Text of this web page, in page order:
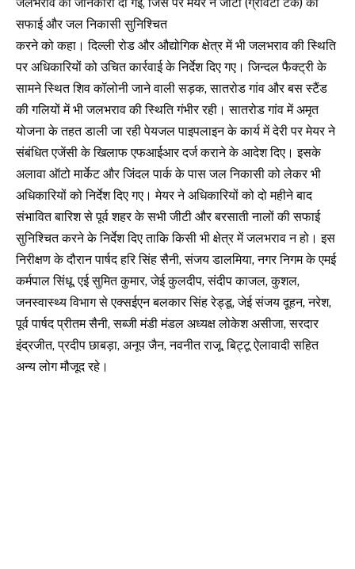
सफाई और जल निकासी सुनिश्चित
करने को कहा। दिल्ली रोड और औद्योगिक क्षेत्र में भी जलभराव की स्थिति
पर अधिकारियों को उचित कार्रवाई के निर्देश दिए गए। जिन्दल फैक्ट्री के
सामने स्थित शिव कॉलोनी जाने वाली सड़क, सातरोड गांव और बस स्टैंड
की गलियों में भी जलभराव की स्थिति गंभीर रही। सातरोड गांव में अमृत
योजना के तहत डाली जा रही पेयजल पाइपलाइन के कार्य में देरी पर मेयर ने
संबंधित एजेंसी के खिलाफ एफआईआर दर्ज कराने के आदेश दिए। इसके
अलावा ऑटो मार्केट और जिंदल पार्क के पास जल निकासी को लेकर भी
अधिकारियों को निर्देश दिए गए। मेयर ने अधिकारियों को दो महीने बाद
संभावित बारिश से पूर्व शहर के सभी जीटी और बरसाती नालों की सफाई
सुनिश्चित करने के निर्देश दिए ताकि किसी भी क्षेत्र में जलभराव न हो। इस
निरीक्षण के दौरान पार्षद हरि सिंह सैनी, संजय डालमिया, नगर निगम के एमई
कर्मपाल सिंधू, एई सुमित कुमार, जेई कुलदीप, संदीप काजल, कुशल,
जनस्वास्थ्य विभाग से एक्सईएन बलकार सिंह रेड्डू, जेई संजय दूहन, नरेश,
पूर्व पार्षद प्रीतम सैनी, सब्जी मंडी मंडल अध्यक्ष लोकेश असीजा, सरदार
इंद्रजीत, प्रदीप छाबड़ा, अनूप जैन, नवनीत राजू, बिट्टू ऐलावादी सहित
अन्य लोग मौजूद रहे।